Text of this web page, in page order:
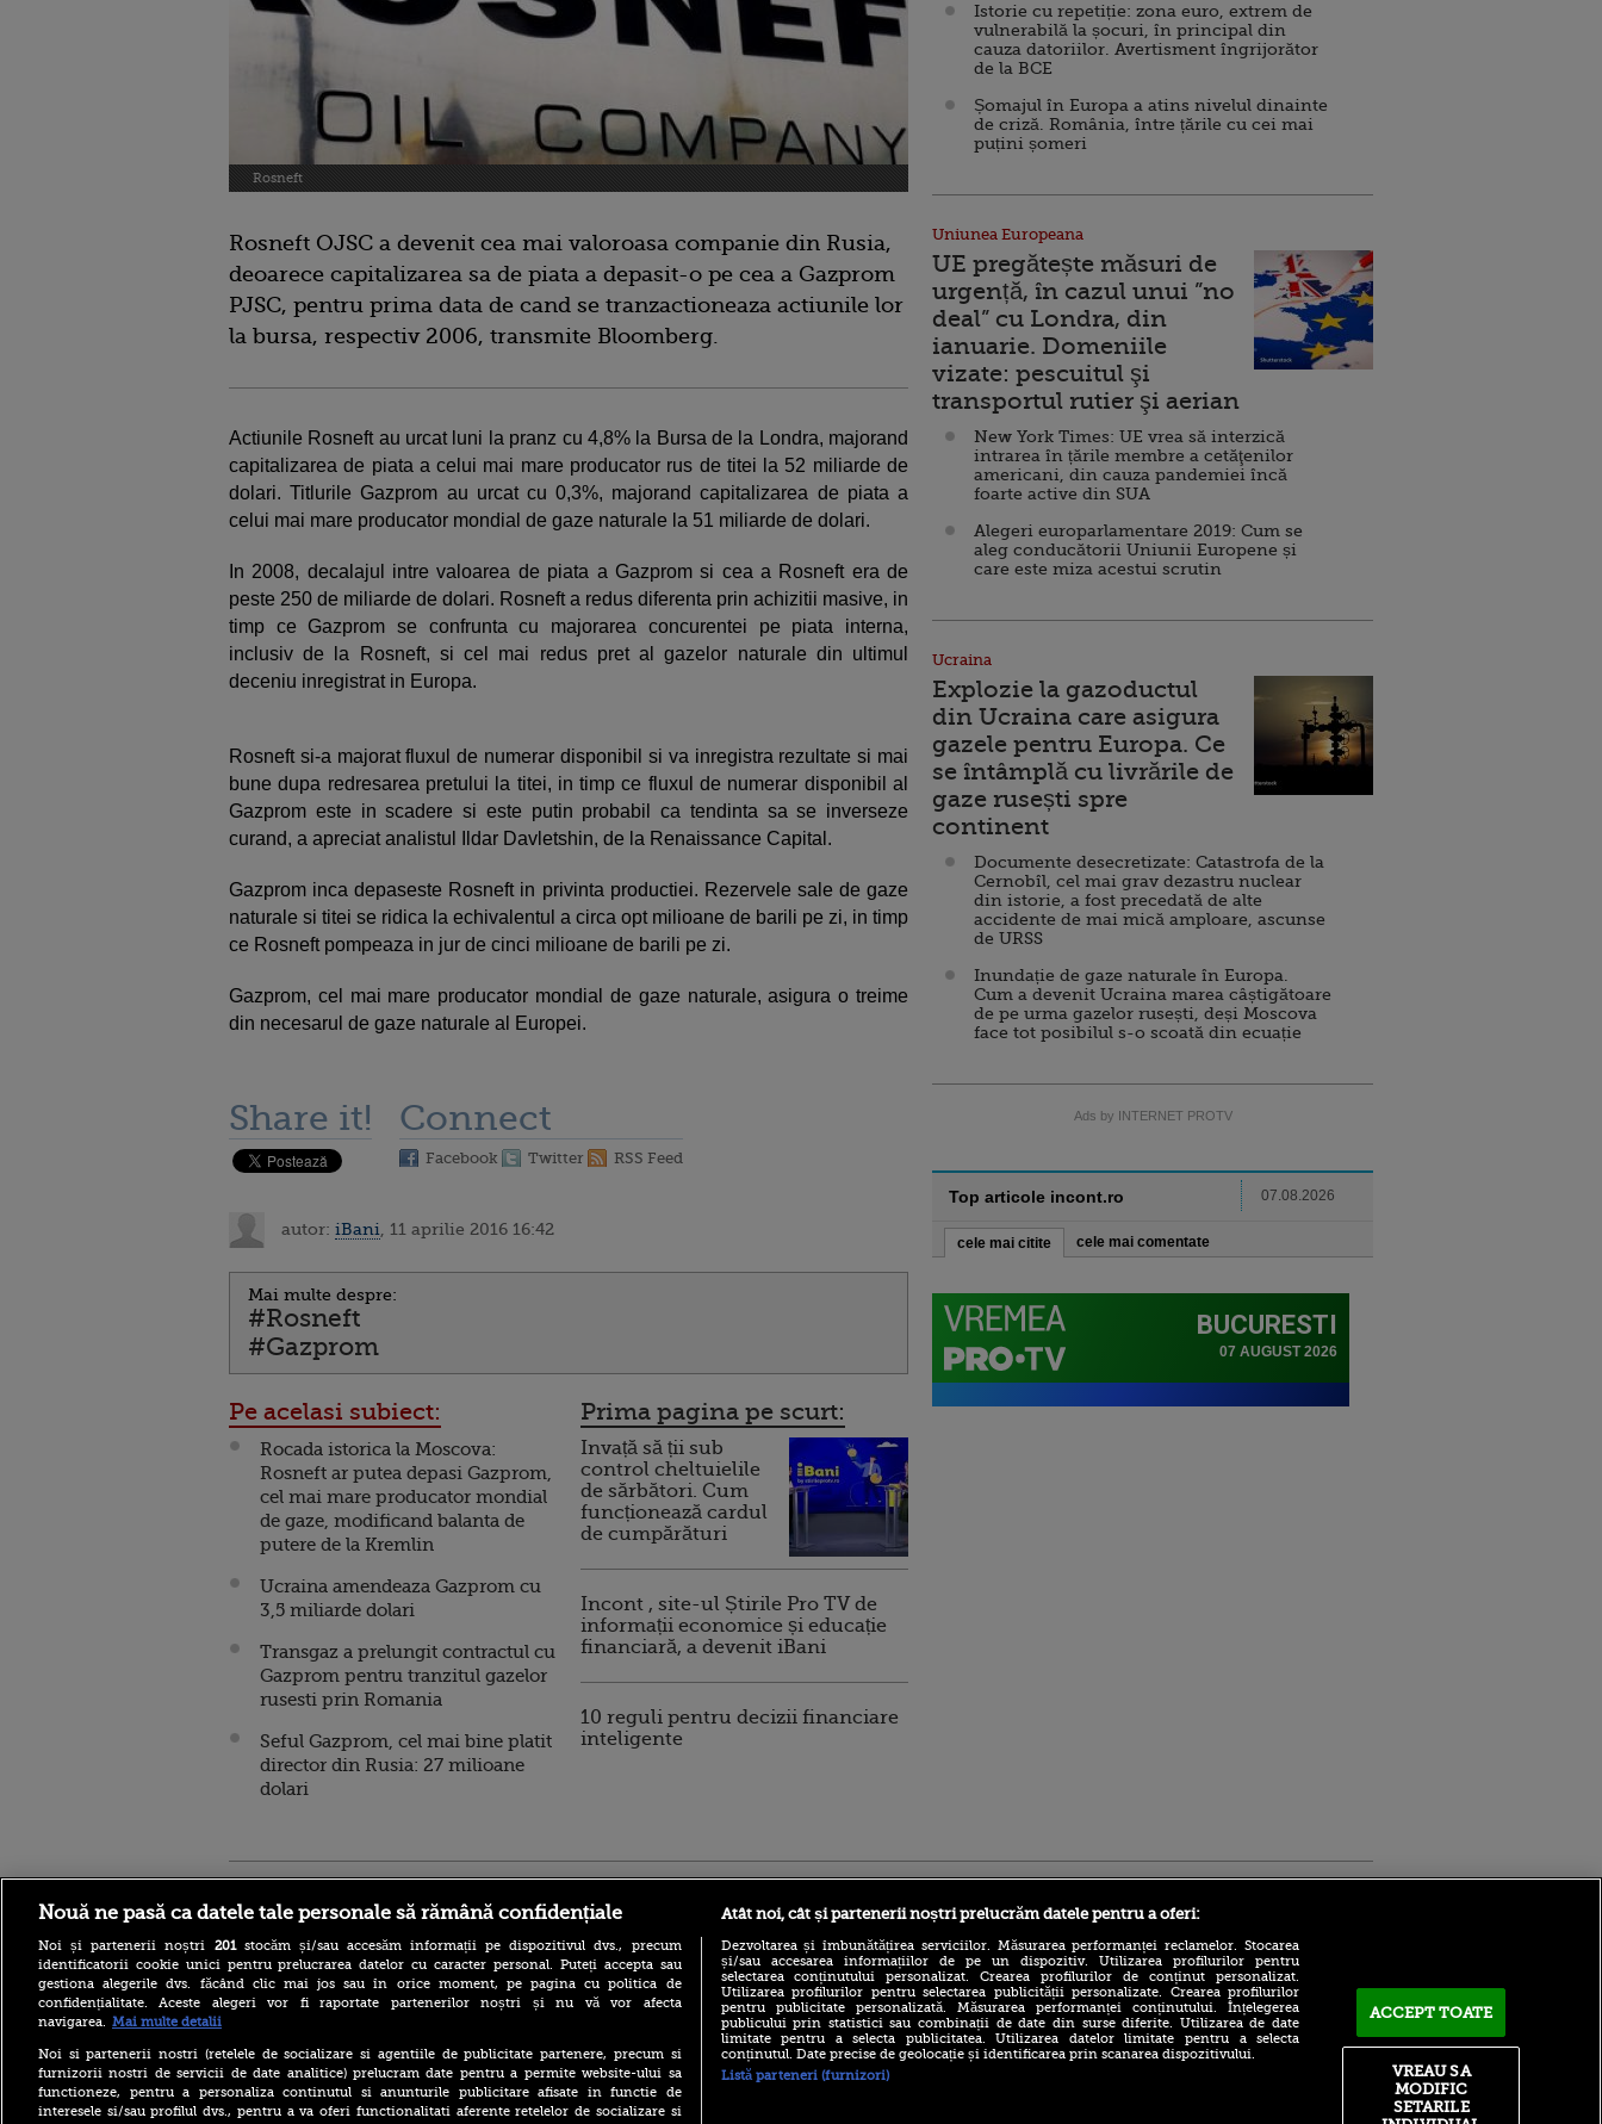
Rosneft
Rosneft OJSC a devenit cea mai valoroasa companie din Rusia,
deoarece capitalizarea sa de piata a depasit-o pe cea a Gazprom
PJSC, pentru prima data de cand se tranzactioneaza actiunile lor
la bursa, respectiv 2006, transmite Bloomberg.
Actiunile Rosneft au urcat luni la pranz cu 4,8% la Bursa de la Londra, majorand
capitalizarea de piata a celui mai mare producator rus de titei la 52 miliarde de
dolari. Titlurile Gazprom au urcat cu 0,3%, majorand capitalizarea de piata a
celui mai mare producator mondial de gaze naturale la 51 miliarde de dolari.
In 2008, decalajul intre valoarea de piata a Gazprom si cea a Rosneft era de
peste 250 de miliarde de dolari. Rosneft a redus diferenta prin achizitii masive, in
timp ce Gazprom se confrunta cu majorarea concurentei pe piata interna,
inclusiv de la Rosneft, si cel mai redus pret al gazelor naturale din ultimul
deceniu inregistrat in Europa.
Rosneft si-a majorat fluxul de numerar disponibil si va inregistra rezultate si mai
bune dupa redresarea pretului la titei, in timp ce fluxul de numerar disponibil al
Gazprom este in scadere si este putin probabil ca tendinta sa se inverseze
curand, a apreciat analistul Ildar Davletshin, de la Renaissance Capital.
Gazprom inca depaseste Rosneft in privinta productiei. Rezervele sale de gaze
naturale si titei se ridica la echivalentul a circa opt milioane de barili pe zi, in timp
ce Rosneft pompeaza in jur de cinci milioane de barili pe zi.
Gazprom, cel mai mare producator mondial de gaze naturale, asigura o treime
din necesarul de gaze naturale al Europei.
Share it! Connect
Facebook Twitter RSS Feed
autor: iBani , 11 aprilie 2016 16:42
Mai multe despre:
#Rosneft
#Gazprom
Pe acelasi subiect:
Rocada istorica la Moscova:
Rosneft ar putea depasi Gazprom,
cel mai mare producator mondial
de gaze, modificand balanta de
putere de la Kremlin
Ucraina amendeaza Gazprom cu
3,5 miliarde dolari
Transgaz a prelungit contractul cu
Gazprom pentru tranzitul gazelor
rusesti prin Romania
Seful Gazprom, cel mai bine platit
director din Rusia: 27 milioane
dolari
Prima pagina pe scurt:
Invață să ții sub
control cheltuielile
de sărbători. Cum
funcționează cardul
de cumpărături
Incont , site-ul Știrile Pro TV de
informații economice și educație
financiară, a devenit iBani
10 reguli pentru decizii financiare
inteligente
Istorie cu repetiție: zona euro, extrem de
vulnerabilă la șocuri, în principal din
cauza datoriilor. Avertisment îngrijorător
de la BCE
Șomajul în Europa a atins nivelul dinainte
de criză. România, între țările cu cei mai
puțini șomeri
Uniunea Europeana
UE pregătește măsuri de
urgență, în cazul unui ”no
deal” cu Londra, din
ianuarie. Domeniile
vizate: pescuitul şi
transportul rutier şi aerian
New York Times: UE vrea să interzică
intrarea în țările membre a cetăţenilor
americani, din cauza pandemiei încă
foarte active din SUA
Alegeri europarlamentare 2019: Cum se
aleg conducătorii Uniunii Europene și
care este miza acestui scrutin
Ucraina
Explozie la gazoductul
din Ucraina care asigura
gazele pentru Europa. Ce
se întâmplă cu livrările de
gaze rusești spre
continent
Documente desecretizate: Catastrofa de la
Cernobîl, cel mai grav dezastru nuclear
din istorie, a fost precedată de alte
accidente de mai mică amploare, ascunse
de URSS
Inundație de gaze naturale în Europa.
Cum a devenit Ucraina marea câștigătoare
de pe urma gazelor rusești, deși Moscova
face tot posibilul s-o scoată din ecuație
Ads by INTERNET PROTV
Top articole incont.ro 07.08.2026
cele mai citite cele mai comentate
româncă a fost arestată în
Germania pentru spionaj în
favoarea Rusiei
Alerta West Nile: două
(P) Descoperă Lumea
Evenimentelor din România
Atmosferă din altă lume la
Nouă ne pasă ca datele tale personale să rămână confidențiale
Noi și partenerii noștri 201stocăm și/sau accesăm informații pe dispozitivul dvs., precum
identificatorii cookie unici pentru prelucrarea datelor cu caracter personal. Puteți accepta sau
gestiona alegerile dvs. făcând clic mai jos sau în orice moment, pe pagina cu politica de
confidențialitate. Aceste alegeri vor fi raportate partenerilor noștri și nu vă vor afecta
navigarea. Mai multe detalii
Noi si partenerii nostri (retelele de socializare si agentiile de publicitate partenere, precum si
furnizorii nostri de servicii de date analitice) prelucram date pentru a permite website-ului sa
functioneze, pentru a personaliza continutul si anunturile publicitare afisate in functie de
interesele si/sau profilul dvs., pentru a va oferi functionalitati aferente retelelor de socializare si
Atât noi, cât și partenerii noștri prelucrăm datele pentru a oferi:
Dezvoltarea și îmbunătățirea serviciilor. Măsurarea performanței reclamelor. Stocarea
și/sau accesarea informațiilor de pe un dispozitiv. Utilizarea profilurilor pentru
selectarea conținutului personalizat. Crearea profilurilor de conținut personalizat.
Utilizarea profilurilor pentru selectarea publicității personalizate. Crearea profilurilor
pentru publicitate personalizată. Măsurarea performanței conținutului. Înțelegerea
publicului prin statistici sau combinații de date din surse diferite. Utilizarea de date
limitate pentru a selecta publicitatea. Utilizarea datelor limitate pentru a selecta
conținutul. Date precise de geolocație și identificarea prin scanarea dispozitivului.
Listă parteneri (furnizori)
ACCEPT TOATE
VREAU SA
MODIFIC
SETARILE